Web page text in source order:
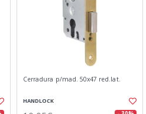
Cerradura p/mad. 50x47 red.lat.
HANDLOCK